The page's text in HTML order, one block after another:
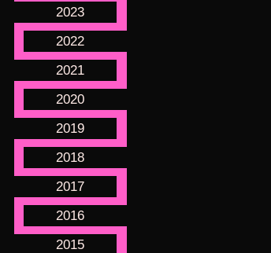
2023
2022
2021
2020
2019
2018
2017
2016
2015